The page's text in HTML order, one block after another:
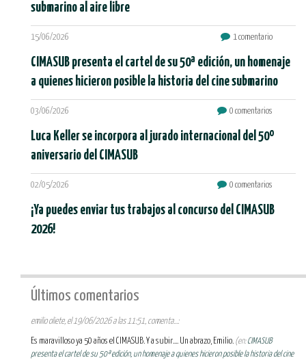
submarino al aire libre
15/06/2026 1 comentario
CIMASUB presenta el cartel de su 50ª edición, un homenaje
a quienes hicieron posible la historia del cine submarino
03/06/2026 0 comentarios
Luca Keller se incorpora al jurado internacional del 50º
aniversario del CIMASUB
02/05/2026 0 comentarios
¡Ya puedes enviar tus trabajos al concurso del CIMASUB
2026!
Últimos comentarios
emilio oliete, el 19/06/2026 a las 11:51, comenta...:
Es maravilloso ya 50 años el CIMASUB. Y a subir.... Un abrazo, Emilio. (en:CIMASUB
presenta el cartel de su 50ª edición, un homenaje a quienes hicieron posible la historia del cine